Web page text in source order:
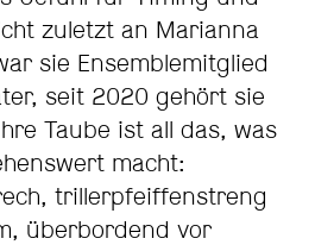
zuletzt an Marianna
sie Ensemblemitglied
seit 2020 gehört sie
Taube ist all das, was
macht:
trillerpfeiffenstreng
überbordend vor